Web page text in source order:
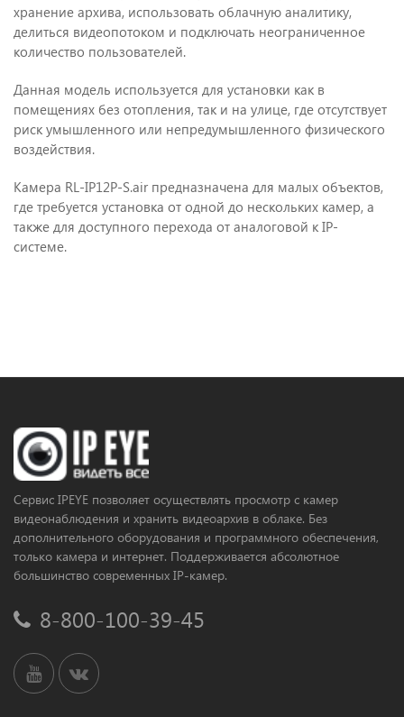
хранение архива, использовать облачную аналитику,
делиться видеопотоком и подключать неограниченное
количество пользователей.
Данная модель используется для установки как в
помещениях без отопления, так и на улице, где отсутствует
риск умышленного или непредумышленного физического
воздействия.
Камера RL-IP12P-S.air предназначена для малых объектов,
где требуется установка от одной до нескольких камер, а
также для доступного перехода от аналоговой к IP-
системе.
Сервис IPEYE позволяет осуществлять просмотр с камер
видеонаблюдения и хранить видеоархив в облаке. Без
дополнительного оборудования и программного обеспечения,
только камера и интернет. Поддерживается абсолютное
большинство современных IP-камер.
8-800-100-39-45